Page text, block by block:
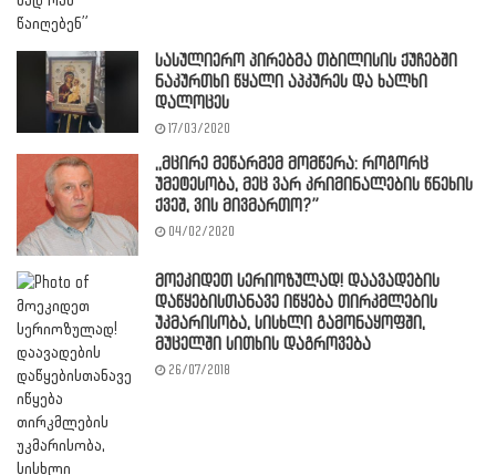
სასულიერო პირებმა თბილისის ქუჩებში
ნაკურთხი წყალი აპკურეს და ხალხი
დალოცეს
17/03/2020
,,მცირე მეწარმემ მომწერა: როგორც
უმეტესობა, მეც ვარ კრიმინალების წნეხის
ქვეშ, ვის მივმართო?”
04/02/2020
მოეკიდეთ სერიოზულად! დაავადების
დაწყებისთანავე იწყება თირკმლების
უკმარისობა, სისხლი გამონაყოფში,
მუცელში სითხის დაგროვება
26/07/2018